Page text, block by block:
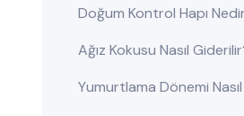
Doğum Kontrol Hapı
Ağız Kokusu Nasıl
Yumurtlama Dönemi